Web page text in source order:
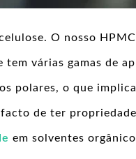
O nosso
tem várias gamas de
polares, o que
de ter
em solventes